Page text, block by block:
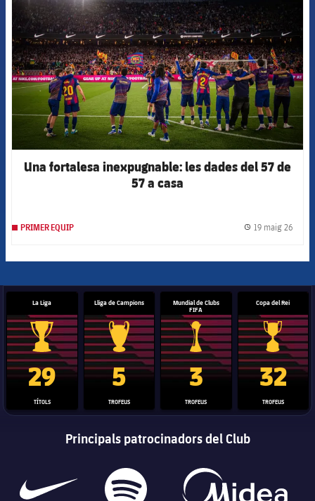
Una fortalesa inexpugnable: les dades del 57 de
57 a casa
PRIMER EQUIP 19 maig 26
La Liga
Trofeu de la Liga
29
TÍTOLS
Lliga de Campions
Trofeu de la Lliga de Campions
5
TROFEUS
Mundial de Clubs
FIFA
Trofeu del Mundial de Clubs
3
TROFEUS
Copa del Rei
Copa del
32
TROFEUS
Principals patrocinadors del Club